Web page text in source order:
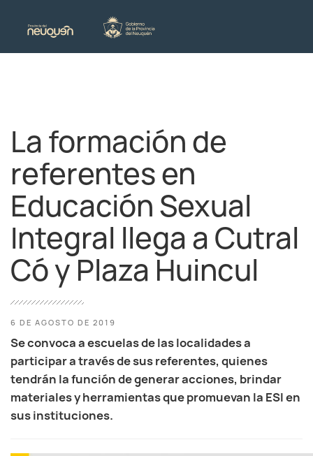
La formación de
referentes en
Educación Sexual
Integral llega a Cutral
Có y Plaza Huincul
6 DE AGOSTO DE 2019
Se convoca a escuelas de las localidades a
participar a través de sus referentes, quienes
tendrán la función de generar acciones, brindar
materiales y herramientas que promuevan la ESI en
sus instituciones.